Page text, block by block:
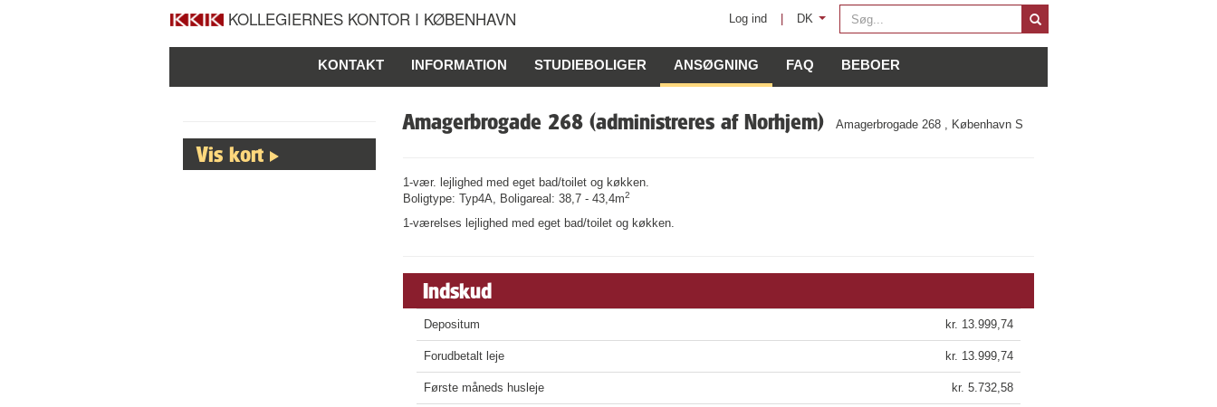
KOLLEGIERNES KONTOR I KØBENHAVN Log ind DK
Søg
KONTAKT INFORMATION STUDIEBOLIGER ANSØGNING FAQ BEBOER
Vis kort
Amagerbrogade 268 (administreres af Norhjem) Amagerbrogade 268 , København S
1-vær. lejlighed med eget bad/toilet og køkken.
Boligtype: Typ4A, Boligareal: 38,7 - 43,4m2
1-værelses lejlighed med eget bad/toilet og køkken.
Indskud
Depositum kr. 13.999,74
Forudbetalt leje kr. 13.999,74
Første måneds husleje kr. 5.732,58